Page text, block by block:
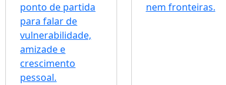
ponto de partida
para falar de
vulnerabilidade,
amizade e
crescimento
pessoal.
nem fronteiras.